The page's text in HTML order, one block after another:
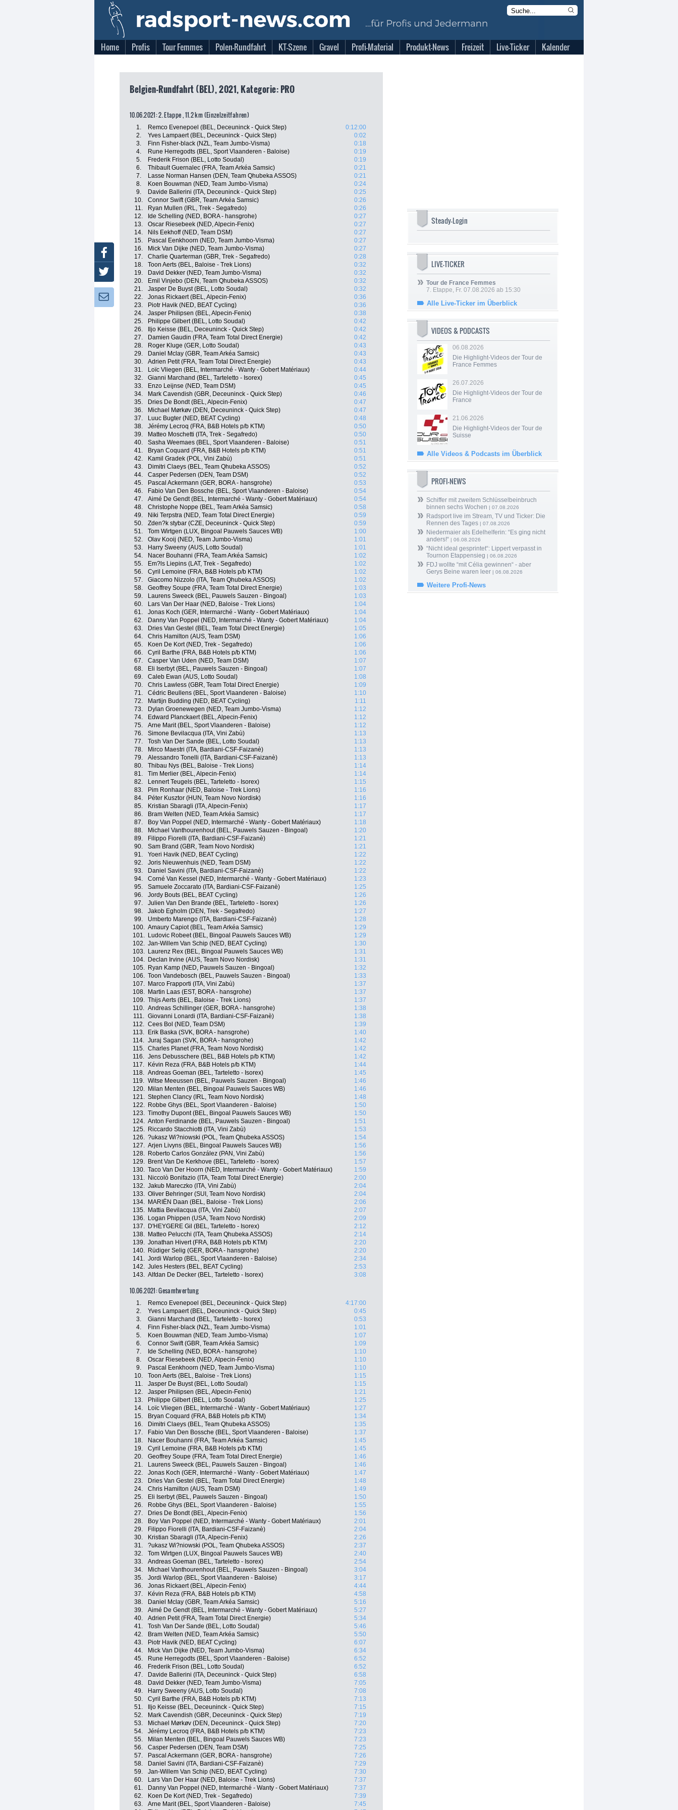
Home Profis Tour Femmes Polen-Rundfahrt KT-Szene Gravel Profi-Material Produkt-News Freizeit Live-Ticker Kalender
Belgien-Rundfahrt (BEL), 2021, Kategorie: PRO
10.06.2021: 2. Etappe , 11.2 km (Einzelzeitfahren)
1. Remco Evenepoel (BEL, Deceuninck - Quick Step)
0:12:00
2.
Yves Lampaert (BEL, Deceuninck - Quick Step)
0:02
3.
Finn Fisher-black (NZL, Team Jumbo-Visma)
0:18
4.
Rune Herregodts (BEL, Sport Vlaanderen - Baloise)
0:19
5.
Frederik Frison (BEL, Lotto Soudal)
0:19
6.
Thibault Guernalec (FRA, Team Arkéa Samsic)
0:21
7.
Lasse Norman Hansen (DEN, Team Qhubeka ASSOS)
0:21
8.
Koen Bouwman (NED, Team Jumbo-Visma)
0:24
9.
Davide Ballerini (ITA, Deceuninck - Quick Step)
0:25
10.
Connor Swift (GBR, Team Arkéa Samsic)
0:26
11.
Ryan Mullen (IRL, Trek - Segafredo)
0:26
12.
Ide Schelling (NED, BORA - hansgrohe)
0:27
13.
Oscar Riesebeek (NED, Alpecin-Fenix)
0:27
14.
Nils Eekhoff (NED, Team DSM)
0:27
15.
Pascal Eenkhoorn (NED, Team Jumbo-Visma)
0:27
16.
Mick Van Dijke (NED, Team Jumbo-Visma)
0:27
17.
Charlie Quarterman (GBR, Trek - Segafredo)
0:28
18.
Toon Aerts (BEL, Baloise - Trek Lions)
0:32
19.
David Dekker (NED, Team Jumbo-Visma)
0:32
20.
Emil Vinjebo (DEN, Team Qhubeka ASSOS)
0:32
21.
Jasper De Buyst (BEL, Lotto Soudal)
0:32
22.
Jonas Rickaert (BEL, Alpecin-Fenix)
0:36
23.
Piotr Havik (NED, BEAT Cycling)
0:36
24.
Jasper Philipsen (BEL, Alpecin-Fenix)
0:38
25.
Philippe Gilbert (BEL, Lotto Soudal)
0:42
26.
Iljo Keisse (BEL, Deceuninck - Quick Step)
0:42
27.
Damien Gaudin (FRA, Team Total Direct Energie)
0:42
28.
Roger Kluge (GER, Lotto Soudal)
0:43
29.
Daniel Mclay (GBR, Team Arkéa Samsic)
0:43
30.
Adrien Petit (FRA, Team Total Direct Energie)
0:43
31.
Loïc Vliegen (BEL, Intermarché - Wanty - Gobert Matériaux)
0:44
32.
Gianni Marchand (BEL, Tarteletto - Isorex)
0:45
33.
Enzo Leijnse (NED, Team DSM)
0:45
34.
Mark Cavendish (GBR, Deceuninck - Quick Step)
0:46
35.
Dries De Bondt (BEL, Alpecin-Fenix)
0:47
36.
Michael Mørkøv (DEN, Deceuninck - Quick Step)
0:47
37.
Luuc Bugter (NED, BEAT Cycling)
0:48
38.
Jérémy Lecroq (FRA, B&B Hotels p/b KTM)
0:50
39.
Matteo Moschetti (ITA, Trek - Segafredo)
0:50
40.
Sasha Weemaes (BEL, Sport Vlaanderen - Baloise)
0:51
41.
Bryan Coquard (FRA, B&B Hotels p/b KTM)
0:51
42.
Kamil Gradek (POL, Vini Zabù)
0:51
43.
Dimitri Claeys (BEL, Team Qhubeka ASSOS)
0:52
44.
Casper Pedersen (DEN, Team DSM)
0:52
45.
Pascal Ackermann (GER, BORA - hansgrohe)
0:53
46.
Fabio Van Den Bossche (BEL, Sport Vlaanderen - Baloise)
0:54
47.
Aimé De Gendt (BEL, Intermarché - Wanty - Gobert Matériaux)
0:54
48.
Christophe Noppe (BEL, Team Arkéa Samsic)
0:58
49.
Niki Terpstra (NED, Team Total Direct Energie)
0:59
50.
Zden?k stybar (CZE, Deceuninck - Quick Step)
0:59
51.
Tom Wirtgen (LUX, Bingoal Pauwels Sauces WB)
1:00
52.
Olav Kooij (NED, Team Jumbo-Visma)
1:01
53.
Harry Sweeny (AUS, Lotto Soudal)
1:01
54.
Nacer Bouhanni (FRA, Team Arkéa Samsic)
1:02
55.
Em?ls Liepins (LAT, Trek - Segafredo)
1:02
56.
Cyril Lemoine (FRA, B&B Hotels p/b KTM)
1:02
57.
Giacomo Nizzolo (ITA, Team Qhubeka ASSOS)
1:02
58.
Geoffrey Soupe (FRA, Team Total Direct Energie)
1:03
59.
Laurens Sweeck (BEL, Pauwels Sauzen - Bingoal)
1:03
60.
Lars Van Der Haar (NED, Baloise - Trek Lions)
1:04
61.
Jonas Koch (GER, Intermarché - Wanty - Gobert Matériaux)
1:04
62.
Danny Van Poppel (NED, Intermarché - Wanty - Gobert Matériaux)
1:04
63.
Dries Van Gestel (BEL, Team Total Direct Energie)
1:05
64.
Chris Hamilton (AUS, Team DSM)
1:06
65.
Koen De Kort (NED, Trek - Segafredo)
1:06
66.
Cyril Barthe (FRA, B&B Hotels p/b KTM)
1:06
67.
Casper Van Uden (NED, Team DSM)
1:07
68.
Eli Iserbyt (BEL, Pauwels Sauzen - Bingoal)
1:07
69.
Caleb Ewan (AUS, Lotto Soudal)
1:08
70.
Chris Lawless (GBR, Team Total Direct Energie)
1:09
71.
Cédric Beullens (BEL, Sport Vlaanderen - Baloise)
1:10
72.
Martijn Budding (NED, BEAT Cycling)
1:11
73.
Dylan Groenewegen (NED, Team Jumbo-Visma)
1:12
74.
Edward Planckaert (BEL, Alpecin-Fenix)
1:12
75.
Arne Marit (BEL, Sport Vlaanderen - Baloise)
1:12
76.
Simone Bevilacqua (ITA, Vini Zabù)
1:13
77.
Tosh Van Der Sande (BEL, Lotto Soudal)
1:13
78.
Mirco Maestri (ITA, Bardiani-CSF-Faizanè)
1:13
79.
Alessandro Tonelli (ITA, Bardiani-CSF-Faizanè)
1:13
80.
Thibau Nys (BEL, Baloise - Trek Lions)
1:14
81.
Tim Merlier (BEL, Alpecin-Fenix)
1:14
82.
Lennert Teugels (BEL, Tarteletto - Isorex)
1:15
83.
Pim Ronhaar (NED, Baloise - Trek Lions)
1:16
84.
Péter Kusztor (HUN, Team Novo Nordisk)
1:16
85.
Kristian Sbaragli (ITA, Alpecin-Fenix)
1:17
86.
Bram Welten (NED, Team Arkéa Samsic)
1:17
87.
Boy Van Poppel (NED, Intermarché - Wanty - Gobert Matériaux)
1:18
88.
Michael Vanthourenhout (BEL, Pauwels Sauzen - Bingoal)
1:20
89.
Filippo Fiorelli (ITA, Bardiani-CSF-Faizanè)
1:21
90.
Sam Brand (GBR, Team Novo Nordisk)
1:21
91.
Yoeri Havik (NED, BEAT Cycling)
1:22
92.
Joris Nieuwenhuis (NED, Team DSM)
1:22
93.
Daniel Savini (ITA, Bardiani-CSF-Faizanè)
1:22
94.
Corné Van Kessel (NED, Intermarché - Wanty - Gobert Matériaux)
1:23
95.
Samuele Zoccarato (ITA, Bardiani-CSF-Faizanè)
1:25
96.
Jordy Bouts (BEL, BEAT Cycling)
1:26
97.
Julien Van Den Brande (BEL, Tarteletto - Isorex)
1:26
98.
Jakob Egholm (DEN, Trek - Segafredo)
1:27
99.
Umberto Marengo (ITA, Bardiani-CSF-Faizanè)
1:28
100. Amaury Capiot (BEL, Team Arkéa Samsic)
1:29
101.
Ludovic Robeet (BEL, Bingoal Pauwels Sauces WB)
1:29
102. Jan-Willem Van Schip (NED, BEAT Cycling)
1:30
103.
Laurenz Rex (BEL, Bingoal Pauwels Sauces WB)
1:31
104.
Declan Irvine (AUS, Team Novo Nordisk)
1:31
105.
Ryan Kamp (NED, Pauwels Sauzen - Bingoal)
1:32
106. Toon Vandebosch (BEL, Pauwels Sauzen - Bingoal)
1:33
107.
Marco Frapporti (ITA, Vini Zabù)
1:37
108.
Martin Laas (EST, BORA - hansgrohe)
1:37
109. Thijs Aerts (BEL, Baloise - Trek Lions)
1:37
110. Andreas Schillinger (GER, BORA - hansgrohe)
1:38
111. Giovanni Lonardi (ITA, Bardiani-CSF-Faizanè)
1:38
112. Cees Bol (NED, Team DSM)
1:39
113.
Erik Baska (SVK, BORA - hansgrohe)
1:40
114. Juraj Sagan (SVK, BORA - hansgrohe)
1:42
115. Charles Planet (FRA, Team Novo Nordisk)
1:42
116. Jens Debusschere (BEL, B&B Hotels p/b KTM)
1:42
117.
Kévin Reza (FRA, B&B Hotels p/b KTM)
1:44
118. Andreas Goeman (BEL, Tarteletto - Isorex)
1:45
119. Witse Meeussen (BEL, Pauwels Sauzen - Bingoal)
1:46
120.
Milan Menten (BEL, Bingoal Pauwels Sauces WB)
1:46
121. Stephen Clancy (IRL, Team Novo Nordisk)
1:48
122.
Robbe Ghys (BEL, Sport Vlaanderen - Baloise)
1:50
123. Timothy Dupont (BEL, Bingoal Pauwels Sauces WB)
1:50
124. Anton Ferdinande (BEL, Pauwels Sauzen - Bingoal)
1:51
125.
Riccardo Stacchiotti (ITA, Vini Zabù)
1:53
126. ?ukasz Wi?niowski (POL, Team Qhubeka ASSOS)
1:54
127. Arjen Livyns (BEL, Bingoal Pauwels Sauces WB)
1:56
128.
Roberto Carlos González (PAN, Vini Zabù)
1:56
129.
Brent Van De Kerkhove (BEL, Tarteletto - Isorex)
1:57
130. Taco Van Der Hoorn (NED, Intermarché - Wanty - Gobert Matériaux)
1:59
131.
Niccolò Bonifazio (ITA, Team Total Direct Energie)
2:00
132. Jakub Mareczko (ITA, Vini Zabù)
2:04
133. Oliver Behringer (SUI, Team Novo Nordisk)
2:04
134.
MARIËN Daan (BEL, Baloise - Trek Lions)
2:06
135.
Mattia Bevilacqua (ITA, Vini Zabù)
2:07
136.
Logan Phippen (USA, Team Novo Nordisk)
2:09
137.
D'HEYGERE Gil (BEL, Tarteletto - Isorex)
2:12
138.
Matteo Pelucchi (ITA, Team Qhubeka ASSOS)
2:14
139. Jonathan Hivert (FRA, B&B Hotels p/b KTM)
2:20
140.
Rüdiger Selig (GER, BORA - hansgrohe)
2:20
141. Jordi Warlop (BEL, Sport Vlaanderen - Baloise)
2:34
142. Jules Hesters (BEL, BEAT Cycling)
2:53
143. Alfdan De Decker (BEL, Tarteletto - Isorex) 3:08
10.06.2021: Gesamtwertung
1. Remco Evenepoel (BEL, Deceuninck - Quick Step)
4:17:00
2.
Yves Lampaert (BEL, Deceuninck - Quick Step)
0:45
3.
Gianni Marchand (BEL, Tarteletto - Isorex)
0:53
4.
Finn Fisher-black (NZL, Team Jumbo-Visma)
1:01
5.
Koen Bouwman (NED, Team Jumbo-Visma)
1:07
6.
Connor Swift (GBR, Team Arkéa Samsic)
1:09
7.
Ide Schelling (NED, BORA - hansgrohe)
1:10
8.
Oscar Riesebeek (NED, Alpecin-Fenix)
1:10
9.
Pascal Eenkhoorn (NED, Team Jumbo-Visma)
1:10
10.
Toon Aerts (BEL, Baloise - Trek Lions)
1:15
11.
Jasper De Buyst (BEL, Lotto Soudal)
1:15
12.
Jasper Philipsen (BEL, Alpecin-Fenix)
1:21
13.
Philippe Gilbert (BEL, Lotto Soudal)
1:25
14.
Loïc Vliegen (BEL, Intermarché - Wanty - Gobert Matériaux)
1:27
15.
Bryan Coquard (FRA, B&B Hotels p/b KTM)
1:34
16.
Dimitri Claeys (BEL, Team Qhubeka ASSOS)
1:35
17.
Fabio Van Den Bossche (BEL, Sport Vlaanderen - Baloise)
1:37
18.
Nacer Bouhanni (FRA, Team Arkéa Samsic)
1:45
19.
Cyril Lemoine (FRA, B&B Hotels p/b KTM)
1:45
20.
Geoffrey Soupe (FRA, Team Total Direct Energie)
1:46
21.
Laurens Sweeck (BEL, Pauwels Sauzen - Bingoal)
1:46
22.
Jonas Koch (GER, Intermarché - Wanty - Gobert Matériaux)
1:47
23.
Dries Van Gestel (BEL, Team Total Direct Energie)
1:48
24.
Chris Hamilton (AUS, Team DSM)
1:49
25.
Eli Iserbyt (BEL, Pauwels Sauzen - Bingoal)
1:50
26.
Robbe Ghys (BEL, Sport Vlaanderen - Baloise)
1:55
27.
Dries De Bondt (BEL, Alpecin-Fenix)
1:56
28.
Boy Van Poppel (NED, Intermarché - Wanty - Gobert Matériaux)
2:01
29.
Filippo Fiorelli (ITA, Bardiani-CSF-Faizanè)
2:04
30.
Kristian Sbaragli (ITA, Alpecin-Fenix)
2:26
31.
?ukasz Wi?niowski (POL, Team Qhubeka ASSOS)
2:37
32.
Tom Wirtgen (LUX, Bingoal Pauwels Sauces WB)
2:40
33.
Andreas Goeman (BEL, Tarteletto - Isorex)
2:54
34.
Michael Vanthourenhout (BEL, Pauwels Sauzen - Bingoal)
3:04
35.
Jordi Warlop (BEL, Sport Vlaanderen - Baloise)
3:17
36.
Jonas Rickaert (BEL, Alpecin-Fenix)
4:44
37.
Kévin Reza (FRA, B&B Hotels p/b KTM)
4:58
38.
Daniel Mclay (GBR, Team Arkéa Samsic)
5:16
39.
Aimé De Gendt (BEL, Intermarché - Wanty - Gobert Matériaux)
5:27
40.
Adrien Petit (FRA, Team Total Direct Energie)
5:34
41.
Tosh Van Der Sande (BEL, Lotto Soudal)
5:46
42.
Bram Welten (NED, Team Arkéa Samsic)
5:50
43.
Piotr Havik (NED, BEAT Cycling)
6:07
44.
Mick Van Dijke (NED, Team Jumbo-Visma)
6:34
45.
Rune Herregodts (BEL, Sport Vlaanderen - Baloise)
6:52
46.
Frederik Frison (BEL, Lotto Soudal)
6:52
47.
Davide Ballerini (ITA, Deceuninck - Quick Step)
6:58
48.
David Dekker (NED, Team Jumbo-Visma)
7:05
49.
Harry Sweeny (AUS, Lotto Soudal)
7:08
50.
Cyril Barthe (FRA, B&B Hotels p/b KTM)
7:13
51.
Iljo Keisse (BEL, Deceuninck - Quick Step)
7:15
52.
Mark Cavendish (GBR, Deceuninck - Quick Step)
7:19
53.
Michael Mørkøv (DEN, Deceuninck - Quick Step)
7:20
54.
Jérémy Lecroq (FRA, B&B Hotels p/b KTM)
7:23
55.
Milan Menten (BEL, Bingoal Pauwels Sauces WB)
7:23
56.
Casper Pedersen (DEN, Team DSM)
7:25
57.
Pascal Ackermann (GER, BORA - hansgrohe)
7:26
58.
Daniel Savini (ITA, Bardiani-CSF-Faizanè)
7:29
59.
Jan-Willem Van Schip (NED, BEAT Cycling)
7:30
60.
Lars Van Der Haar (NED, Baloise - Trek Lions)
7:37
61.
Danny Van Poppel (NED, Intermarché - Wanty - Gobert Matériaux)
7:37
62.
Koen De Kort (NED, Trek - Segafredo)
7:39
63.
Arne Marit (BEL, Sport Vlaanderen - Baloise)
7:45
Steady-Login
LIVE-TICKER
Tour de France Femmes
7. Etappe, Fr. 07.08.2026 ab 15:30
Alle Live-Ticker im Überblick
VIDEOS & PODCASTS
06.08.2026
Die Highlight-Videos der Tour de
France Femmes
26.07.2026
Die Highlight-Videos der Tour de
France
21.06.2026
Die Highlight-Videos der Tour de
Suisse
Alle Videos & Podcasts im Überblick
PROFI-NEWS
Schiffer mit zweitem Schlüsselbeinbruch
binnen sechs Wochen | 07.08.2026
Radsport live im Stream, TV und Ticker: Die
Rennen des Tages | 07.08.2026
Niedermaier als Edelhelferin: “Es ging nicht
anders!“ | 06.08.2026
“Nicht ideal gesprintet“: Lippert verpasst in
Tournon Etappensieg | 06.08.2026
FDJ wollte “mit Célia gewinnen“ - aber
Gerys Beine waren leer | 06.08.2026
Weitere Profi-News
Facebook
Twitter
Newsletter: